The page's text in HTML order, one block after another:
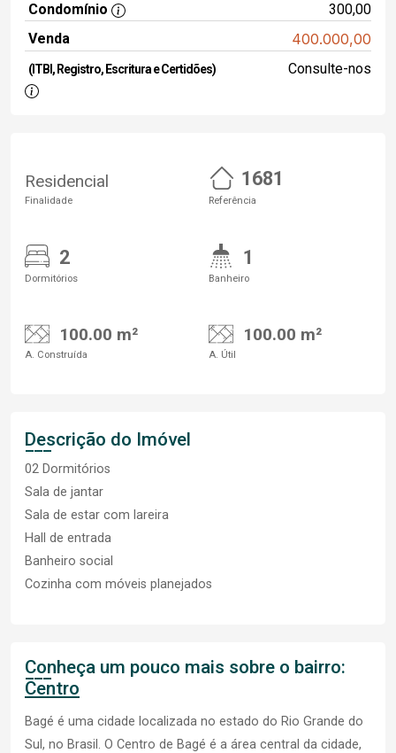
Condomínio
300,00
Venda
400.000,00
(ITBI, Registro, Escritura e Certidões) Consulte-nos
Residencial
Finalidade
1681
Referência
2
Dormitórios
1
Banheiro
100.00 m²
A. Construída
100.00 m²
A. Útil
Descrição do Imóvel
02 Dormitórios
Sala de jantar
Sala de estar com lareira
Hall de entrada
Banheiro social
Cozinha com móveis planejados
Conheça um pouco mais sobre o bairro:
Centro
Bagé é uma cidade localizada no estado do Rio Grande do
Sul, no Brasil. O Centro de Bagé é a área central da cidade,